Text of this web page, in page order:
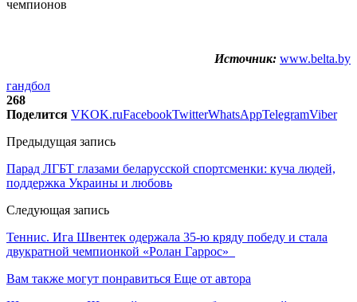
Источник: www.belta.by
гандбол
268
Поделится VKOK.ruFacebookTwitterWhatsAppTelegramViber
Предыдущая запись
Парад ЛГБТ глазами беларусской спортсменки: куча людей,
поддержка Украины и любовь
Следующая запись
Теннис. Ига Швентек одержала 35-ю кряду победу и стала
двукратной чемпионкой «Ролан Гаррос»
Вам также могут понравиться Еще от автора